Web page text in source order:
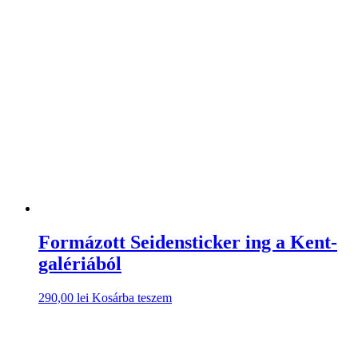
Formázott Seidensticker ing a Kent-
galériából
290,00 lei Kosárba teszem